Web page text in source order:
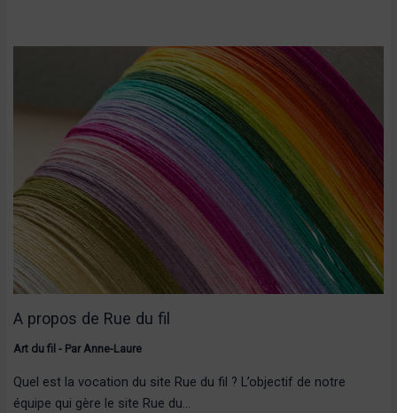
A propos de Rue du fil
Art du fil - ParAnne-Laure
Quel est la vocation du site Rue du fil ? L’objectif de notre
équipe qui gère le site Rue du…